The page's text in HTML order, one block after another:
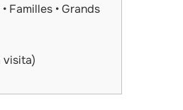
Familles • Grands
visita)